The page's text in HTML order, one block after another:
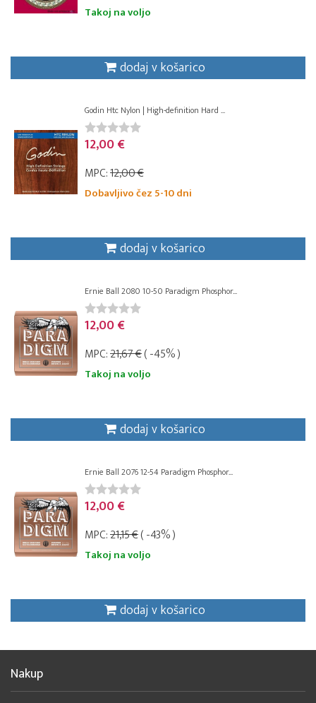
Takoj na voljo
dodaj v košarico
Godin Htc Nylon | High-definition Hard ...
12,00 €
MPC:12,00 €
Dobavljivo čez 5-10 dni
dodaj v košarico
Ernie Ball 2080 10-50 Paradigm Phosphor...
12,00 €
MPC:21,67 €( -45% )
Takoj na voljo
dodaj v košarico
Ernie Ball 2076 12-54 Paradigm Phosphor...
12,00 €
MPC:21,15 €( -43% )
Takoj na voljo
dodaj v košarico
Nakup